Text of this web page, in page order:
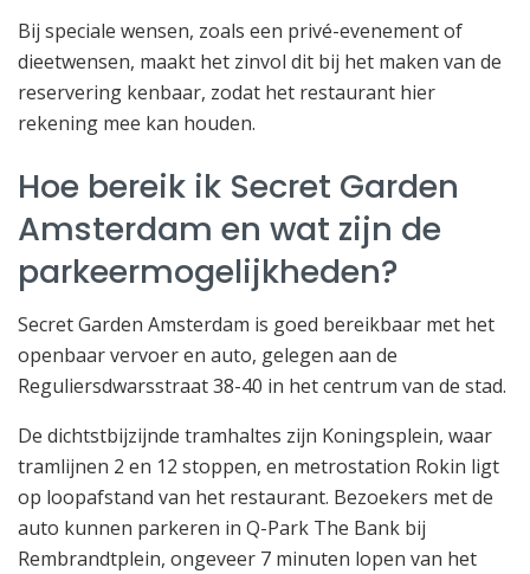
Bij speciale wensen, zoals een privé-evenement of
dieetwensen, maakt het zinvol dit bij het maken van de
reservering kenbaar, zodat het restaurant hier
rekening mee kan houden.
Hoe bereik ik Secret Garden
Amsterdam en wat zijn de
parkeermogelijkheden?
Secret Garden Amsterdam is goed bereikbaar met het
openbaar vervoer en auto, gelegen aan de
Reguliersdwarsstraat 38-40 in het centrum van de stad.
De dichtstbijzijnde tramhaltes zijn Koningsplein, waar
tramlijnen 2 en 12 stoppen, en metrostation Rokin ligt
op loopafstand van het restaurant. Bezoekers met de
auto kunnen parkeren in Q-Park The Bank bij
Rembrandtplein, ongeveer 7 minuten lopen van het